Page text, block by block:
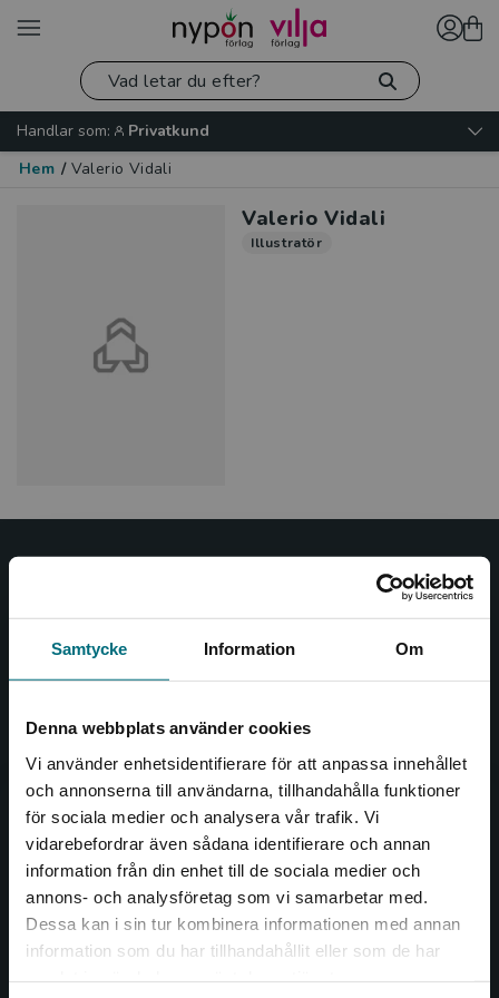
Samtycke Information Om
Denna webbplats använder cookies
Vi använder enhetsidentifierare för att anpassa innehållet
och annonserna till användarna, tillhandahålla funktioner
för sociala medier och analysera vår trafik. Vi
vidarebefordrar även sådana identifierare och annan
information från din enhet till de sociala medier och
annons- och analysföretag som vi samarbetar med.
Dessa kan i sin tur kombinera informationen med annan
information som du har tillhandahållit eller som de har
Begränsad fraktregion
Det verkar som att du besöker
Handlar som:
Privatkund
Hem / Valerio Vidali
Valerio Vidali
Illustratör
Nypon och Vilja förlag ger ut böcker som väcker läslust
och öppnar dörren till nya världar och möjligheter för
såväl barn som vuxna.
Kontakta oss
Kontakta oss
046-31 20 00
Box 141
221 00 Lund
Besöksadress: